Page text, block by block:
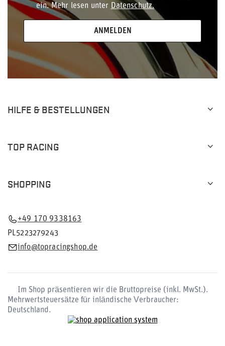
ein. Mehr lesen unter Datenschutz.
ANMELDEN
HILFE & BESTELLUNGEN
TOP RACING
SHOPPING
+49 170 9338163
PL5223279243
info@topracingshop.de
Im Shop präsentieren wir die Bruttopreise (inkl. MwSt.).
Mehrwertsteuersätze für inländische Verbraucher:
Deutschland.